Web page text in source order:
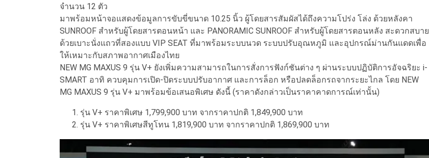
จำนวน 12 ตัว
มาพร้อมหน้าจอแสดงข้อมูลการขับขี่ขนาด 10.25 นิ้ว ผู้โดยสารสัมผัสได้ถึงความโปร่ง โล่ง ด้วยหลังคา
SUNROOF สำหรับผู้โดยสารตอนหน้า และ PANORAMIC SUNROOF สำหรับผู้โดยสารตอนหลัง สะดวกสบาย
ด้วยเบาะนั่งแถวที่สองแบบ VIP SEAT ที่มาพร้อมระบบนวด ระบบปรับอุณหภูมิ และอุปกรณ์ม่านกันแดดเพื่อ
ให้เหมาะกับสภาพอากาศเมืองไทย
NEW MG MAXUS 9 รุ่น V+ ยังเพิ่มความสามารถในการสั่งการฟังก์ชันต่าง ๆ ผ่านระบบปฏิบัติการอัจฉริยะ i-
SMART อาทิ ควบคุมการเปิด-ปิดระบบปรับอากาศ และการล็อก หรือปลดล็อกรถจากระยะไกล โดย NEW
MG MAXUS 9 รุ่น V+ มาพร้อมข้อเสนอพิเศษ ดังนี้ (ราคาดังกล่าวเป็นราคาคาดการณ์เท่านั้น)
รุ่น V+ ราคาพิเศษ 1,799,900 บาท จากราคาปกติ 1,849,900 บาท
รุ่น V+ ราคาพิเศษสีทูโทน 1,819,900 บาท จากราคาปกติ 1,869,900 บาท